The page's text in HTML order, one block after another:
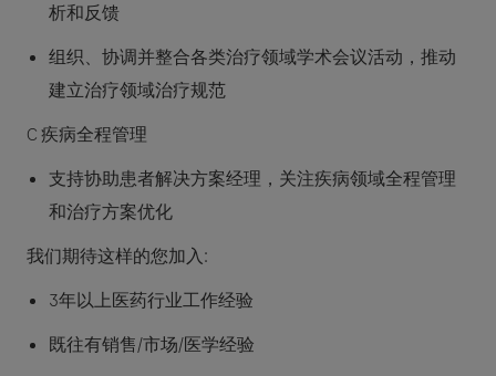
析和反馈
组织、协调并整合各类治疗领域学术会议活动，推动
建立治疗领域治疗规范
C 疾病全程管理
支持协助患者解决方案经理，关注疾病领域全程管理
和治疗方案优化
我们期待这样的您加入:
3年以上医药行业工作经验
既往有销售/市场/医学经验